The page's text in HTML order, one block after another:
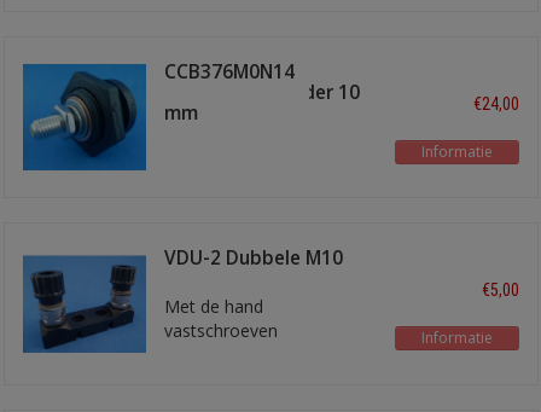
CCB376M0N14
doorvoerverbinder 10
mm
€24,00
Informatie
VDU-2 Dubbele M10
Met de hand
vastschroeven
€5,00
Informatie